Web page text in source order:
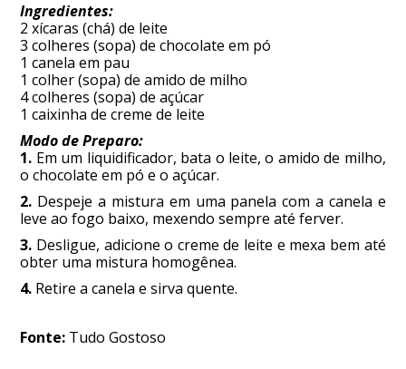
Ingredientes:
2 xícaras (chá) de leite
3 colheres (sopa) de chocolate em pó
1 canela em pau
1 colher (sopa) de amido de milho
4 colheres (sopa) de açúcar
1 caixinha de creme de leite
Modo de Preparo:
1. Em um liquidificador, bata o leite, o amido de milho,
o chocolate em pó e o açúcar.
2. Despeje a mistura em uma panela com a canela e
leve ao fogo baixo, mexendo sempre até ferver.
3. Desligue, adicione o creme de leite e mexa bem até
obter uma mistura homogênea.
4. Retire a canela e sirva quente.
Fonte: Tudo Gostoso